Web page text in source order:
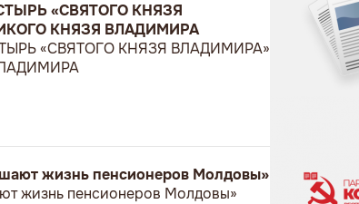
«СВЯТОГО КНЯЗЯ
КНЯЗЯ ВЛАДИМИРА
«СВЯТОГО КНЯЗЯ ВЛАДИМИРА»
жизнь пенсионеров Молдовы»
жизнь пенсионеров Молдовы»